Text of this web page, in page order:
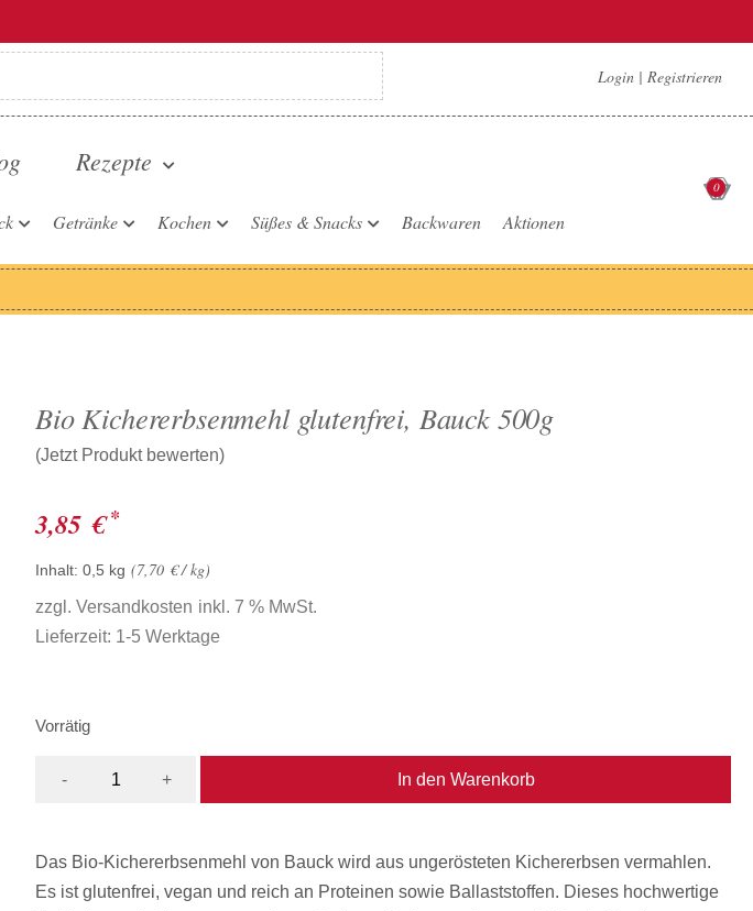
Login | Registrieren
Getränke Kochen Süßes & Snacks Backwaren Aktionen
Rezepte
0
Bio Kichererbsenmehl glutenfrei, Bauck 500g
(Jetzt Produkt bewerten)
3,85 € *
Inhalt: 0,5 kg 7,70 €/kg
zzgl. Versandkosten inkl. 7 % MwSt.
Lieferzeit: 1-5 Werktage
Vorrätig
- + In den Warenkorb
Das Bio-Kichererbsenmehl von Bauck wird aus ungerösteten Kichererbsen vermahlen.
Es ist glutenfrei, vegan und reich an Proteinen sowie Ballaststoffen. Dieses hochwertige